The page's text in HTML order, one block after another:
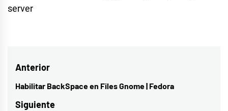
server
Navegación
de
entradas
Anterior
Entrada
anterior:
Habilitar BackSpace en Files Gnome | Fedora
Siguiente